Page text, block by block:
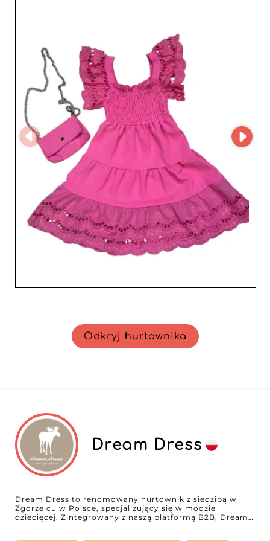
współpracę handlową. Taki bezpośredni kontakt
umożliwia płynną i spersonalizowaną komunikację z
dostawcą. Wybór Słoń to wybór rzetelnego i uważnego
partnera, znanego z szybkiej obsługi klienta i
umiejętności rozumienia potrzeb detalistów. Dzięki
swojemu know-how i zaangażowaniu w jakość, Słoń
staje się nieodzownym sojusznikiem dla sklepów
specjalizujących się w modzie dziecięcej. Zaproponuj
swoim klientom odzież dziecięcą, która jest jednocześnie
funkcjonalna, nowoczesna i wygodna, a Słoń niech
przyczyni się do sukcesu Twojej firmy dzięki
dopracowanym i ponadczasowym kolekcjom.
Odkryj hurtownika
Dream Dress
Dream Dress to renomowany hurtownik z siedzibą w
Zgorzelcu w Polsce, specjalizujący się w modzie
dziecięcej. Zintegrowany z naszą platformą B2B, Dream